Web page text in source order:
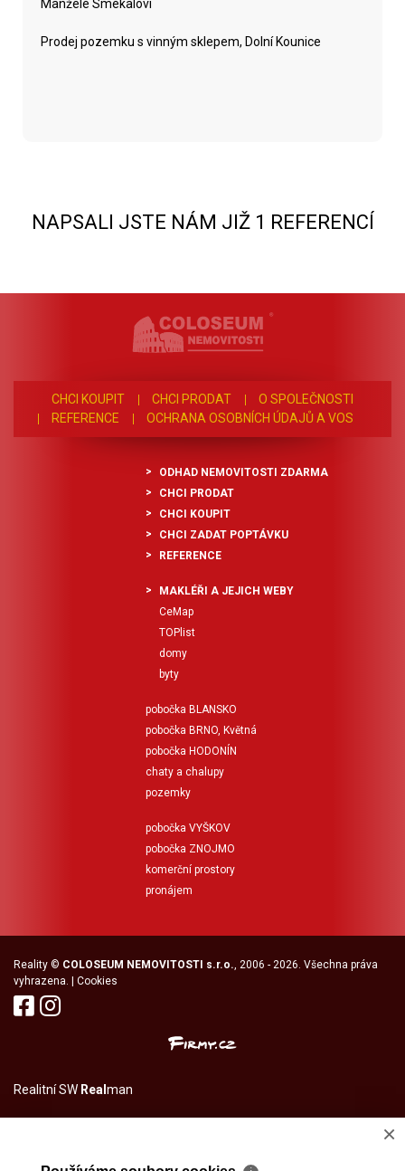
Manželé Smékalovi
Prodej pozemku s vinným sklepem, Dolní Kounice
NAPSALI JSTE NÁM JIŽ 1 REFERENCÍ
CHCI KOUPIT CHCI PRODAT
O SPOLEČNOSTI
REFERENCE
OCHRANA OSOBNÍCH ÚDAJŮ A VOS
ODHAD NEMOVITOSTI ZDARMA
CHCI PRODAT
CHCI KOUPIT
CHCI ZADAT POPTÁVKU
REFERENCE
MAKLÉŘI A JEJICH WEBY
CeMap
TOPlist
domy
byty
pobočka BLANSKO
pobočka BRNO, Květná
pobočka HODONÍN
chaty a chalupy
pozemky
pobočka VYŠKOV
pobočka ZNOJMO
komerční prostory
pronájem
Reality © COLOSEUM NEMOVITOSTI s.r.o., 2006 - 2026. Všechna práva
vyhrazena. | Cookies
Realitní SW Real man
×